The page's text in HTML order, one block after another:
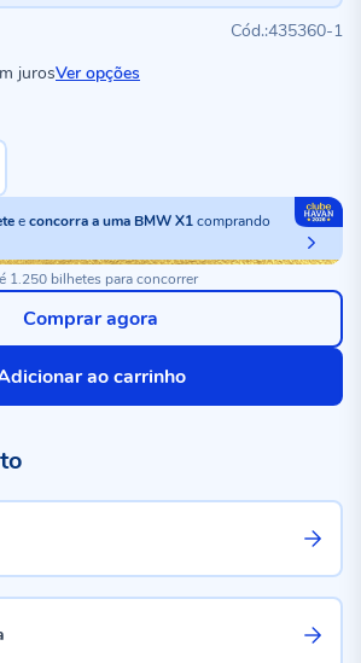
435360-1
jurosVer opções
econcorra a uma BMW X1comprando
1.250 bilhetes para concorrer
ao carrinho
Comprar agora